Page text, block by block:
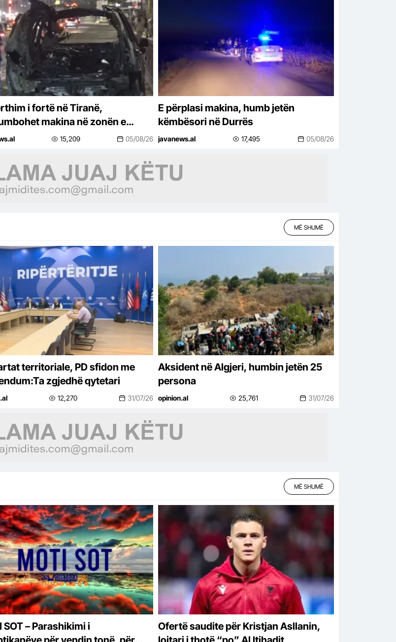
i fortë në Tiranë,
makina në zonën e
Dyshimet e para (FOTO)
15,209 05/08/26
E përplasi makina, humb jetën
këmbësori në Durrës
javanews.al 17,495 05/08/26
MË SHUMË
territoriale, PD sfidon me
zgjedhë qytetari
12,270 31/07/26
Aksident në Algjeri, humbin jetën 25
persona
opinion.al 25,761 31/07/26
MË SHUMË
SOT – Parashikimi i
Ofertë saudite për Kristjan Asllanin,